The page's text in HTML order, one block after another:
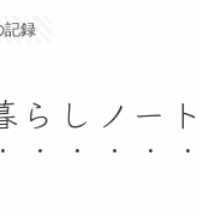
記録
しノート